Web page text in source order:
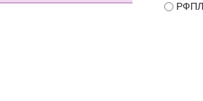
РФПЛ